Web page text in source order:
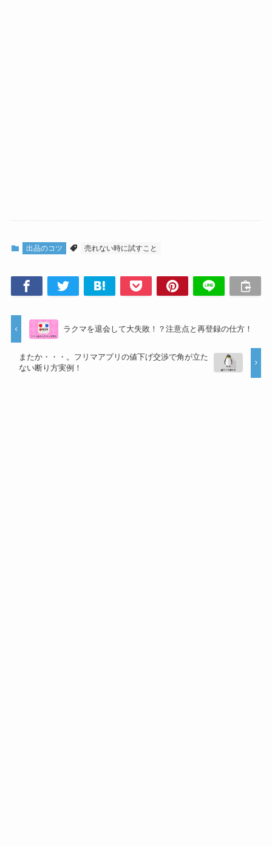
出品のコツ 売れない時に試すこと
ラクマを退会して大失敗！？注意点と再登録の仕方！
またか・・・。フリマアプリの値下げ交渉で角が立た
ない断り方実例！